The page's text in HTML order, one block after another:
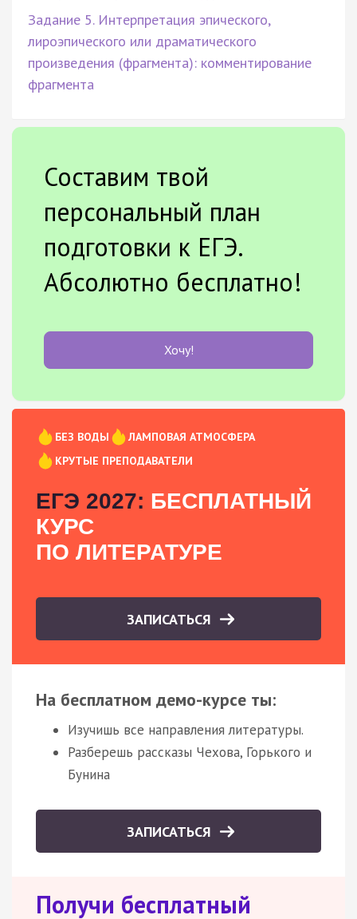
Задание 5. Интерпретация эпического,
лироэпического или драматического
произведения (фрагмента): комментирование
фрагмента
Составим твой
персональный план
подготовки к ЕГЭ.
Абсолютно бесплатно!
Хочу!
БЕЗ ВОДЫ
ЛАМПОВАЯ АТМОСФЕРА
КРУТЫЕ ПРЕПОДАВАТЕЛИ
ЕГЭ 2027: БЕСПЛАТНЫЙ
КУРС
ПО ЛИТЕРАТУРЕ
ЗАПИСАТЬСЯ
На бесплатном демо-курсе ты:
Изучишь все направления литературы.
Разберешь рассказы Чехова, Горького и
Бунина
ЗАПИСАТЬСЯ
Получи бесплатный